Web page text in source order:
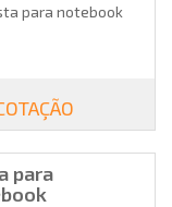
para notebook
para